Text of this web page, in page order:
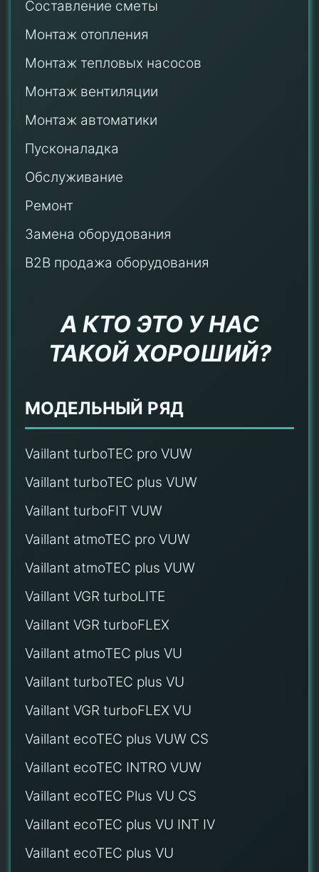
Составление сметы
Монтаж отопления
Монтаж тепловых насосов
Монтаж вентиляции
Монтаж автоматики
Пусконаладка
Обслуживание
Ремонт
Замена оборудования
B2B продажа оборудования
А КТО ЭТО У НАС
ТАКОЙ ХОРОШИЙ?
МОДЕЛЬНЫЙ РЯД
Vaillant turboTEC pro VUW
Vaillant turboTEC plus VUW
Vaillant turboFIT VUW
Vaillant atmoTEC pro VUW
Vaillant atmoTEC plus VUW
Vaillant VGR turboLITE
Vaillant VGR turboFLEX
Vaillant atmoTEC plus VU
Vaillant turboTEC plus VU
Vaillant VGR turboFLEX VU
Vaillant ecoTEC plus VUW CS
Vaillant ecoTEC INTRO VUW
Vaillant ecoTEC Plus VU CS
Vaillant ecoTEC plus VU INT IV
Vaillant ecoTEC plus VU